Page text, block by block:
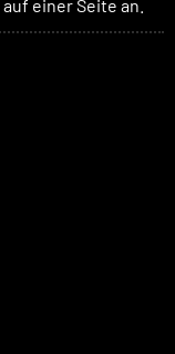
auf einer Seite an.